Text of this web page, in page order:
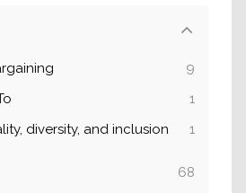
9
1
diversity, and inclusion
1
68